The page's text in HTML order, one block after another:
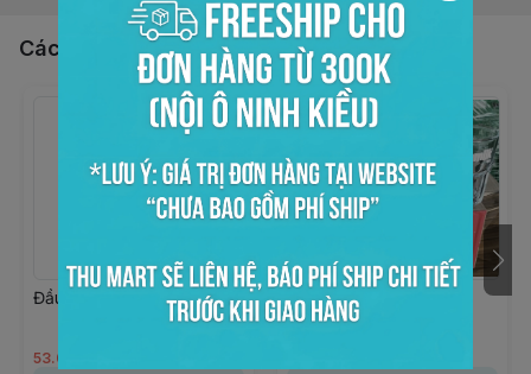
Các sản phẩm, dịch vụ khác
Đầu pump si rô GTP
53.000đ
Ly thủy tinh VINAMILK
300ml